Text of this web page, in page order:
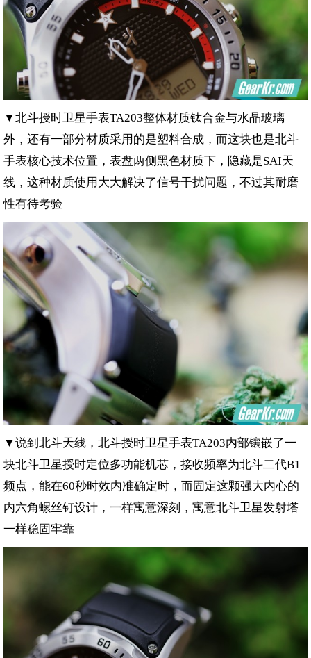
▼北斗授时卫星手表TA203整体材质钛合金与水晶玻璃
外，还有一部分材质采用的是塑料合成，而这块也是北斗
手表核心技术位置，表盘两侧黑色材质下，隐藏是SAI天
线，这种材质使用大大解决了信号干扰问题，不过其耐磨
性有待考验
▼说到北斗天线，北斗授时卫星手表TA203内部镶嵌了一
块北斗卫星授时定位多功能机芯，接收频率为北斗二代B1
频点，能在60秒时效内准确定时，而固定这颗强大内心的
内六角螺丝钉设计，一样寓意深刻，寓意北斗卫星发射塔
一样稳固牢靠